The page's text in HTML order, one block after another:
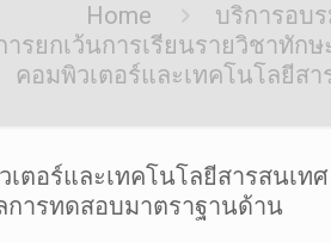
Home
บริการอบ
ารยกเว้นการเรียนรายวิชาทักษ
คอมพิวเตอร์และเทคโนโลยีสา
ตอร์และเทคโนโลยีสารสนเทศ
ารทดสอบมาตราฐานด้าน